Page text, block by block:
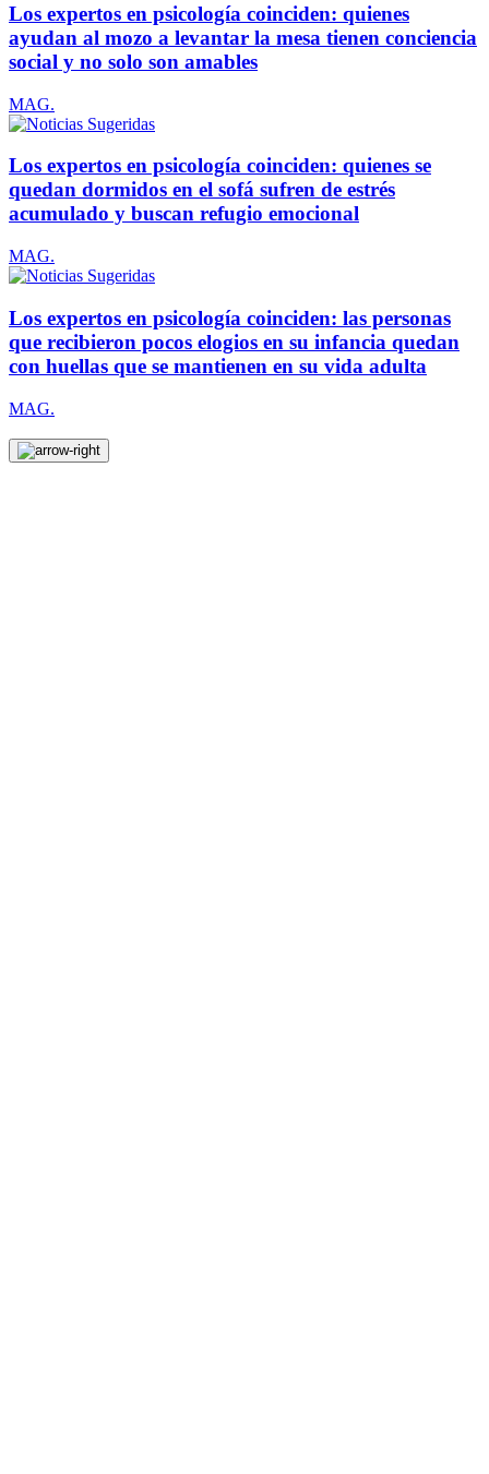
Los expertos en psicología coinciden: quienes
ayudan al mozo a levantar la mesa tienen conciencia
social y no solo son amables
MAG.
Los expertos en psicología coinciden: quienes se
quedan dormidos en el sofá sufren de estrés
acumulado y buscan refugio emocional
MAG.
Los expertos en psicología coinciden: las personas
que recibieron pocos elogios en su infancia quedan
con huellas que se mantienen en su vida adulta
MAG.